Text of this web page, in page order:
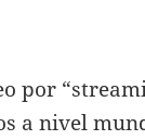
por
a nivel